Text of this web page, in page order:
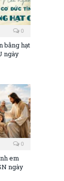
0
bằng hạt
ngày
0
em
ngày